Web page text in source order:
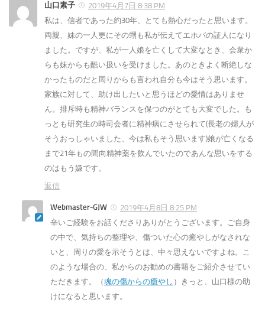
山口素子
2019年4月7日 8:38 PM
私は、信者であった約30年、とても熱心だったと思います。
両親、妹の一人更にその甥も私が伝えてエホバの証人になり
ました。ですが、私が一人娘を亡くして大変なとき、会衆か
らも妹からも酷い扱いを受けました。あのときよく断絶しな
かったものだと周りからも言われ自分も今はそう思います。
家族に対して、助け出したいと思うほどの愛情はありませ
ん。排斥時も精神バランスを保つのがとても大変でした。も
っとも研究生の時司会者に精神病にさせられて(長老の婦人が
そうおっしゃいました、今は私もそう思います)娘が亡くなる
まで21年もの間向精神薬を飲んでいたのであんな思いをする
のはもう嫌です。
返信
Webmaster-GJW
2019年4月8日 8:25 PM
辛いご経験をお話くださりありがとうございます。ご自身
の中で、気持ちの整理や、傷ついた心の癒やしがなされな
いと、周りの愛を示そうとは、中々思えないですよね。こ
のような場合の、私からのお勧めの書籍をご紹介させてい
ただきます。（魂の傷からの癒やし ）きっと、山口様の助
けになると思います。